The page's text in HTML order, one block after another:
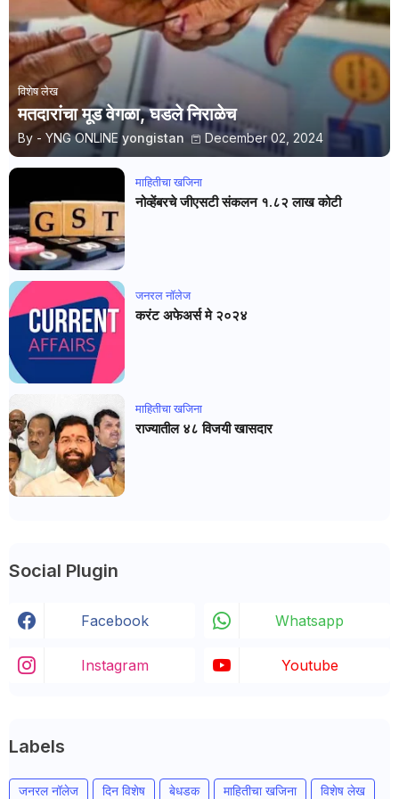
विशेष लेख
मतदारांचा मूड वेगळा, घडले निराळेच
By - YNG ONLINE yongistan December 02, 2024
माहितीचा खजिना
नोव्हेंबरचे जीएसटी संकलन १.८२ लाख कोटी
जनरल नाॅलेज
करंट अफेअर्स मे २०२४
माहितीचा खजिना
राज्यातील ४८ विजयी खासदार
Social Plugin
Facebook Whatsapp
Instagram Youtube
Labels
जनरल नॉलेज दिन विशेष बेधडक माहितीचा खजिना विशेष लेख